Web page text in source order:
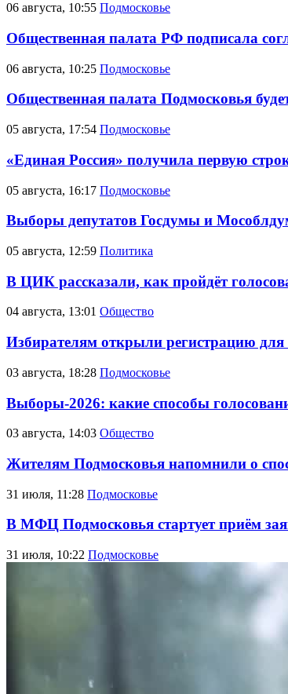
06 августа, 10:55 Подмосковье
Общественная палата РФ подписала
06 августа, 10:25 Подмосковье
Общественная палата Подмосковья
05 августа, 17:54 Подмосковье
«Единая Россия» получила первую
05 августа, 16:17 Подмосковье
Выборы депутатов Госдумы и
05 августа, 12:59 Политика
В ЦИК рассказали, как пройдёт
04 августа, 13:01 Общество
Избирателям открыли регистрацию
03 августа, 18:28 Подмосковье
Выборы-2026: какие способы
03 августа, 14:03 Общество
Жителям Подмосковья напомнили о
31 июля, 11:28 Подмосковье
В МФЦ Подмосковья стартует приём
31 июля, 10:22 Подмосковье